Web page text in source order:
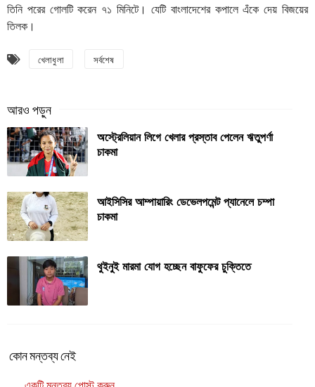
তিনি পরের গোলটি করেন ৭১ মিনিটে। যেটি বাংলাদেশের কপালে এঁকে দেয় বিজয়ের
তিলক।
খেলাধুলা সর্বশেষ
অস্ট্রেলিয়ান লিগে খেলার প্রস্তাব পেলেন ঋতুপর্ণা
চাকমা
আইসিসির আম্পায়ারিং ডেভেলপমেন্ট প্যানেলে চম্পা
চাকমা
থুইনুই মারমা যোগ হচ্ছেন বাফুফের চুক্তিতে
কোন মন্তব্য নেই